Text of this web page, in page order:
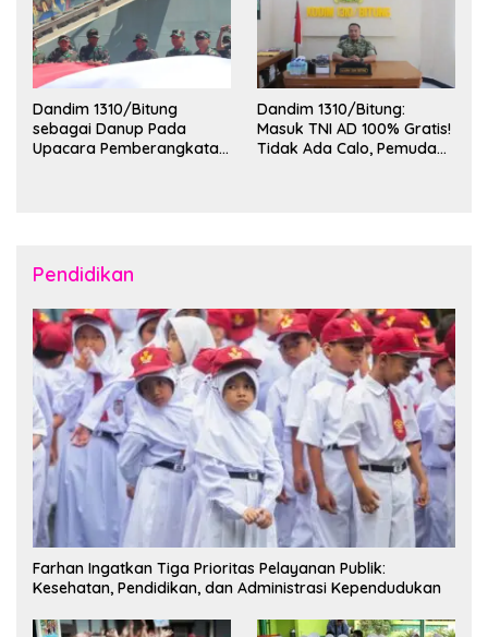
Dandim 1310/Bitung
sebagai Danup Pada
Upacara Pemberangkatan
Dandim 1310/Bitung:
Masuk TNI AD 100% Gratis!
Tidak Ada Calo, Pemuda
Pendidikan
Farhan Ingatkan Tiga Prioritas Pelayanan Publik:
Kesehatan, Pendidikan, dan Administrasi Kependudukan